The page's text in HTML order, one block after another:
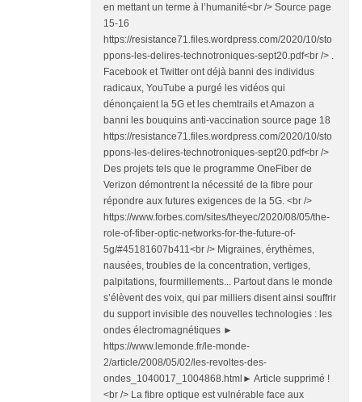
en mettant un terme à l’humanité<br /> Source page
15-16
https://resistance71.files.wordpress.com/2020/10/sto
ppons-les-delires-technotroniques-sept20.pdf<br /> .
Facebook et Twitter ont déjà banni des individus
radicaux, YouTube a purgé les vidéos qui
dénonçaient la 5G et les chemtrails et Amazon a
banni les bouquins anti-vaccination source page 18
https://resistance71.files.wordpress.com/2020/10/sto
ppons-les-delires-technotroniques-sept20.pdf<br />
Des projets tels que le programme OneFiber de
Verizon démontrent la nécessité de la fibre pour
répondre aux futures exigences de la 5G. <br />
https://www.forbes.com/sites/theyec/2020/08/05/the-
role-of-fiber-optic-networks-for-the-future-of-
5g/#45181607b411<br /> Migraines, érythèmes,
nausées, troubles de la concentration, vertiges,
palpitations, fourmillements... Partout dans le monde
s’élèvent des voix, qui par milliers disent ainsi souffrir
du support invisible des nouvelles technologies : les
ondes électromagnétiques ►
https://www.lemonde.fr/le-monde-
2/article/2008/05/02/les-revoltes-des-
ondes_1040017_1004868.html► Article supprimé !
<br /> La fibre optique est vulnérable face aux